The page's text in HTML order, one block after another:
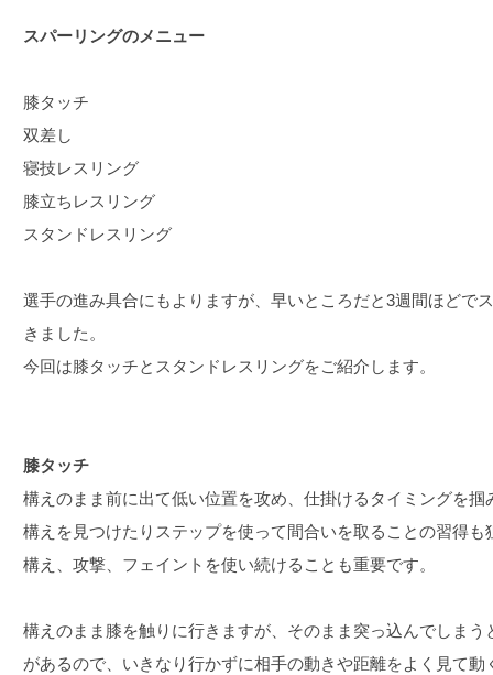
スパーリングのメニュー
膝タッチ
双差し
寝技レスリング
膝立ちレスリング
スタンドレスリング
選手の進み具合にもよりますが、早いところだと3週間ほどで
きました。
今回は膝タッチとスタンドレスリングをご紹介します。
膝タッチ
構えのまま前に出て低い位置を攻め、仕掛けるタイミングを掴
構えを見つけたりステップを使って間合いを取ることの習得
構え、攻撃、フェイントを使い続けることも重要です。
構えのまま膝を触りに行きますが、そのまま突っ込んでしま
があるので、いきなり行かずに相手の動きや距離をよく見て動